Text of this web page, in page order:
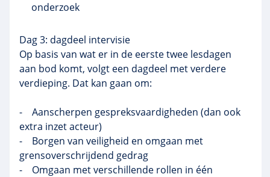
onderzoek
Dag 3: dagdeel intervisie
Op basis van wat er in de eerste twee lesdagen
aan bod komt, volgt een dagdeel met verdere
verdieping. Dat kan gaan om:
- Aanscherpen gespreksvaardigheden (dan ook
extra inzet acteur)
- Borgen van veiligheid en omgaan met
grensoverschrijdend gedrag
- Omgaan met verschillende rollen in één